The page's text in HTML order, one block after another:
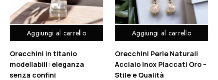
Aggiungi al carrello
Orecchini in titanio
modellabili: eleganza
senza confini
Aggiungi al carrello
Orecchini Perle Naturali
Acciaio Inox Placcati Oro –
Stile e Qualità